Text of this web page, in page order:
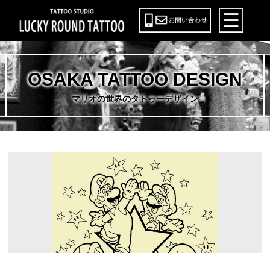
OSAKA TATTOO DESIGN
マリオの世界のタトゥーデザイン